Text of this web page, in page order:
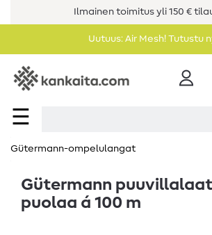
Ilmainen toimitus yli 150 €
Uutuus: Air Mesh! Tutustu
☰
Gütermann-ompelulangat
Gütermann
puolaa á 100 m